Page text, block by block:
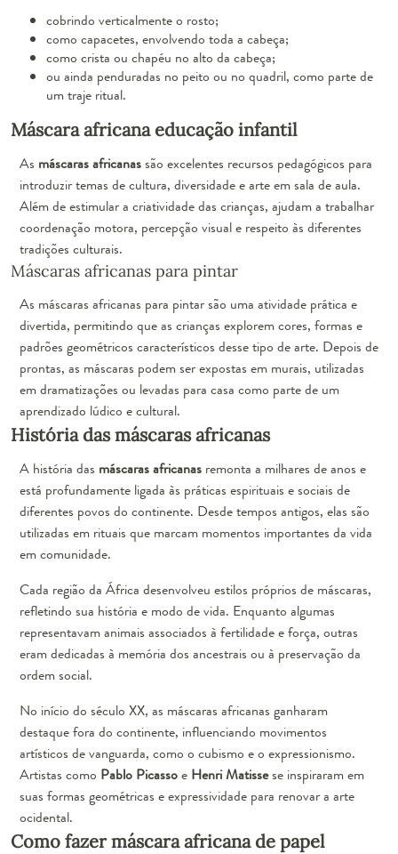
cobrindo verticalmente o rosto;
como capacetes, envolvendo toda a cabeça;
como crista ou chapéu no alto da cabeça;
ou ainda penduradas no peito ou no quadril, como parte de
um traje ritual.
Máscara africana educação infantil
As máscaras africanassão excelentes recursos pedagógicos para
introduzir temas de cultura, diversidade e arte em sala de aula.
Além de estimular a criatividade das crianças, ajudam a trabalhar
coordenação motora, percepção visual e respeito às diferentes
tradições culturais.
Máscaras africanas para pintar
As máscaras africanas para pintar são uma atividade prática e
divertida, permitindo que as crianças explorem cores, formas e
padrões geométricos característicos desse tipo de arte. Depois de
prontas, as máscaras podem ser expostas em murais, utilizadas
em dramatizações ou levadas para casa como parte de um
aprendizado lúdico e cultural.
História das máscaras africanas
A história das máscaras africanas remonta a milhares de anos e
está profundamente ligada às práticas espirituais e sociais de
diferentes povos do continente. Desde tempos antigos, elas são
utilizadas em rituais que marcam momentos importantes da vida
em comunidade.
Cada região da África desenvolveu estilos próprios de máscaras,
refletindo sua história e modo de vida. Enquanto algumas
representavam animais associados à fertilidade e força, outras
eram dedicadas à memória dos ancestrais ou à preservação da
ordem social.
No início do século XX, as máscaras africanas ganharam
destaque fora do continente, influenciando movimentos
artísticos de vanguarda, como o cubismo e o expressionismo.
Artistas como Pablo Picassoe Henri Matissese inspiraram em
suas formas geométricas e expressividade para renovar a arte
ocidental.
Como fazer máscara africana de papel